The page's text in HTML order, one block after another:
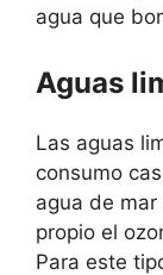
agua que
Aguas
Las aguas
consumo
agua de
propio el
Para este